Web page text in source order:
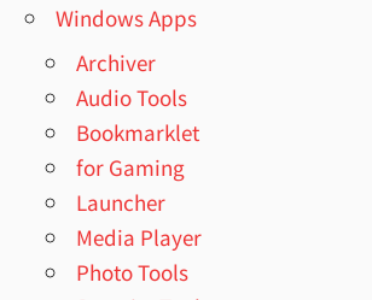
Windows Apps
Archiver
Audio Tools
Bookmarklet
for Gaming
Launcher
Media Player
Photo Tools